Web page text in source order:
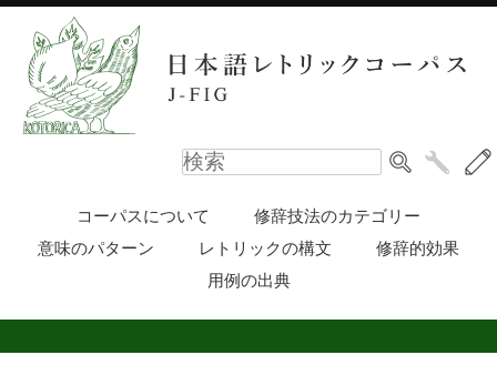
コーパスについて
修辞技法のカテゴリー
意味のパターン
レトリックの構文
修辞的効果
用例の出典